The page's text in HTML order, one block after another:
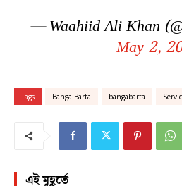
— Waahiid Ali Khan
May 2,
Tags Banga Barta bangabarta
এই মুহূর্তে